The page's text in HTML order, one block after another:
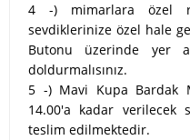
4 -) mimarlara özel
sevdiklerinize özel hale
Butonu üzerinde yer
doldurmalısınız.
5 -) Mavi Kupa Bardak
14.00'a kadar verilecek
teslim edilmektedir.